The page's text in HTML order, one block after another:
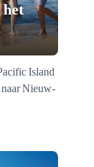
Island
Nieuw-